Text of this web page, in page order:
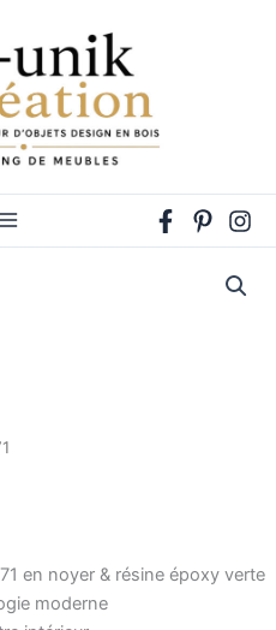
en noyer & résine époxy verte
moderne